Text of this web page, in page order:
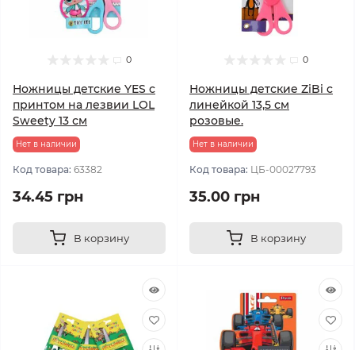
0
Ножницы детские YES с
принтом на лезвии LOL
Sweety 13 см
Нет в наличии
Код товара: 63382
34.45 грн
В корзину
0
Ножницы детские ZiBi с
линейкой 13,5 см
розовые.
Нет в наличии
Код товара: ЦБ-00027793
35.00 грн
В корзину